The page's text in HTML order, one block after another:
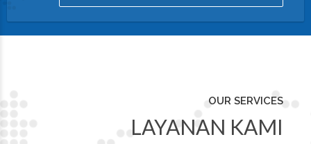
OUR SERVICES
LAYANAN KAMI